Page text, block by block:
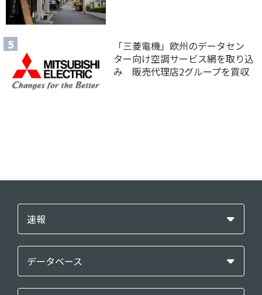
「三菱電機」欧州のデータセン
ター向け空調サービス網を取り込
み 販売代理店2グループを買収
速報
データベース